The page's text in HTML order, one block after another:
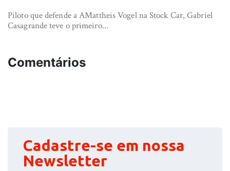
Piloto que defende a AMattheis Vogel na Stock Car, Gabriel
Casagrande teve o primeiro...
Comentários
Cadastre-se em nossa
Newsletter